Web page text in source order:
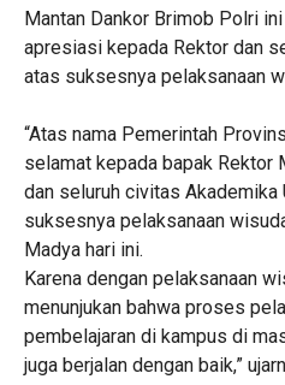
Mantan Dankor Brimob Polri
apresiasi kepada Rektor dan
atas suksesnya pelaksanaan
“Atas nama Pemerintah
selamat kepada bapak Rektor
dan seluruh civitas Akademika
suksesnya pelaksanaan
Madya hari ini.
Karena dengan pelaksanaan
menunjukan bahwa proses
pembelajaran di kampus di
juga berjalan dengan baik,”